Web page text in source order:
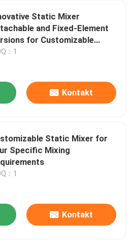
Static Mixer
and Fixed-Element
for Customizable
Treatment
：1
Kontakt
Static Mixer for
Specific Mixing
：1
Kontakt